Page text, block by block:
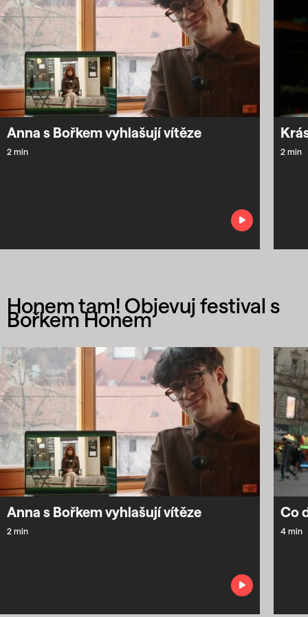
Anna s Bořkem vyhlašují vítěze
2 min 2 min
Honem tam! Objevuj festival s
Bořkem Honem
Anna s Bořkem vyhlašují vítěze
2 min
Co
4 min